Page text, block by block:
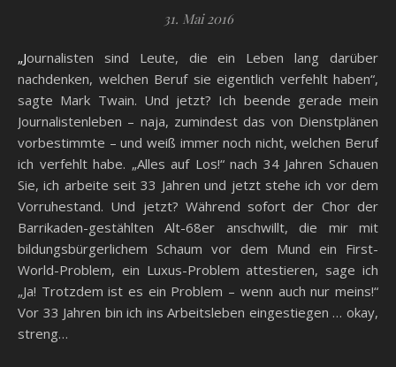
31. Mai 2016
„Journalisten sind Leute, die ein Leben lang darüber
nachdenken, welchen Beruf sie eigentlich verfehlt haben“,
sagte Mark Twain. Und jetzt? Ich beende gerade mein
Journalistenleben – naja, zumindest das von Dienstplänen
vorbestimmte – und weiß immer noch nicht, welchen Beruf
ich verfehlt habe. „Alles auf Los!“ nach 34 Jahren Schauen
Sie, ich arbeite seit 33 Jahren und jetzt stehe ich vor dem
Vorruhestand. Und jetzt? Während sofort der Chor der
Barrikaden-gestählten Alt-68er anschwillt, die mir mit
bildungsbürgerlichem Schaum vor dem Mund ein First-
World-Problem, ein Luxus-Problem attestieren, sage ich
„Ja! Trotzdem ist es ein Problem – wenn auch nur meins!“
Vor 33 Jahren bin ich ins Arbeitsleben eingestiegen … okay,
streng…